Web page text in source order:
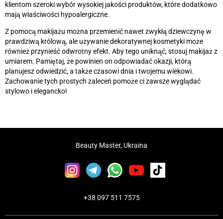
klientom szeroki wybór wysokiej jakości produktów, które dodatkowo
mają właściwości hypoalergiczne.
Z pomocą makijażu można przemienić nawet zwykłą dziewczynę w
prawdziwą królową, ale używanie dekoratywnej kosmetyki może
również przynieść odwrotny efekt. Aby tego uniknąć, stosuj makijaż z
umiarem. Pamiętaj, że powinien on odpowiadać okazji, którą
planujesz odwiedzić, a także czasowi dnia i twojemu wiekowi.
Zachowanie tych prostych zaleceń pomoże ci zawsze wyglądać
stylowo i elegancko!
Beauty Master, Ukraina
+38 097 511 7575